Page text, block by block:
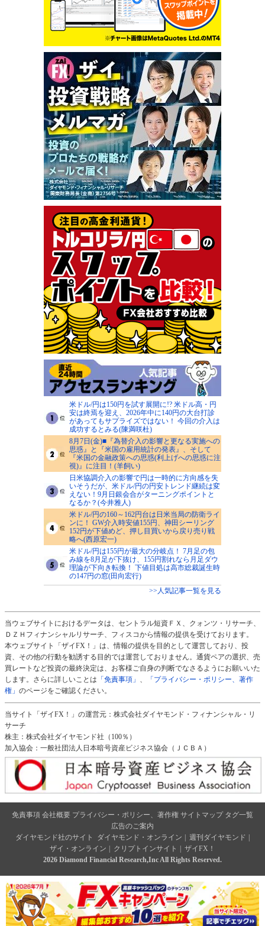
米ドル/円は150円を試す展開に!? 米ドル高・円
安は終焉を迎え、2026年中に140円の大台打診
があってもサプライズではない！ 今回の介入は
成功するとみる(陳満咲杜)
8月7日(金)■『為替介入の影響と更なる実施への
思惑』と『米国の雇用統計の発表』、そして
『米国の金融政策への思惑(利上げへの思惑に注
視)』に注目！(羊飼い)
日米協調介入の影響で円は一時的に方向感を失
いそうだが、米ドル/円の円安トレンド継続は変
えない！9月日銀会合がターニングポイントと
なるか？(今井雅人)
米ドル/円の160～162円台は日米当局の防衛ライ
ンに！ GW介入時安値155円、神田シーリング
152円が下値めど、押し目買いから戻り売り戦
略へ(西原宏一)
米ドル/円は155円が最大の分岐点！ 7月足の包
み線を8月足が下抜け、155円割れなら月足ダウ
理論が下向き転換！ 下値目処は高市総裁誕生時
の147円の窓(田向宏行)
>>人気記事一覧を見る
当ウェブサイトにおけるデータは、セントラル短資ＦＸ、クォンツ・リサーチ、
ＤＺＨフィナンシャルリサーチ、フィスコから情報の提供を受けております。
本ウェブサイト「ザイFX！」は、情報の提供を目的として運営しており、投
資、その他の行動を勧誘する目的では運営しておりません。通貨ペアの選択、売
買レートなど投資の最終決定は、お客様ご自身の判断でなさるようにお願いいた
します。さらに詳しいことは 「免責事項」 、
「プライバシー・ポリシー、著作
権」 のページをご確認ください。
当サイト「ザイFX！」の運営元：株式会社ダイヤモンド・フィナンシャル・リ
サーチ
株主：株式会社ダイヤモンド社（100％）
加入協会：一般社団法人日本暗号資産ビジネス協会（ＪＣＢＡ）
免責事項 会社概要 プライバシー・ポリシー、著作権 サイトマップ タグ一覧
広告のご案内
ダイヤモンド社のサイト
ダイヤモンド・オンライン | 週刊ダイヤモンド |
ザイ・オンライン | クリプトインサイト | ザイFX！
2026 Diamond Financial Research,Inc All Rights Reserved.